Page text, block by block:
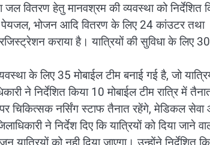
वितरण हेतु मानवश्रम की व्यवस्था को निर्देशित
भोजन आदि वितरण के लिए 24 कांउटर
कराया है। यात्रियों की सुविधा के
के लिए 35 मोबाईल टीम बनाई गई है, जो
ने निर्देशित किया 10 मोबाईल टीम रात्रि में
चिकित्सक नर्सिंग स्टाफ तैनात रहेंगे, मेडिकल
ने निर्देश दिए कि यात्रियों को दिया